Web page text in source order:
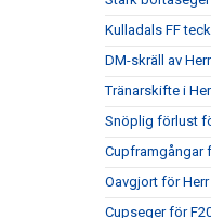
Kulladals FF
DM-skräll av
Tränarskifte i
Snöplig förlust
Cupframgångar
Oavgjort för
Cupseger för